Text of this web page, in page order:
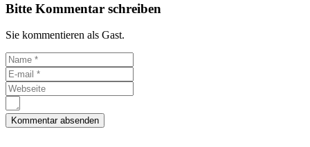
Bitte Kommentar schreiben
Sie kommentieren als Gast.